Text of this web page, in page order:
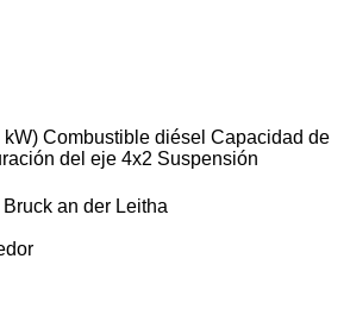
kW) Combustible diésel Capacidad de
del eje 4x2 Suspensión
an der Leitha